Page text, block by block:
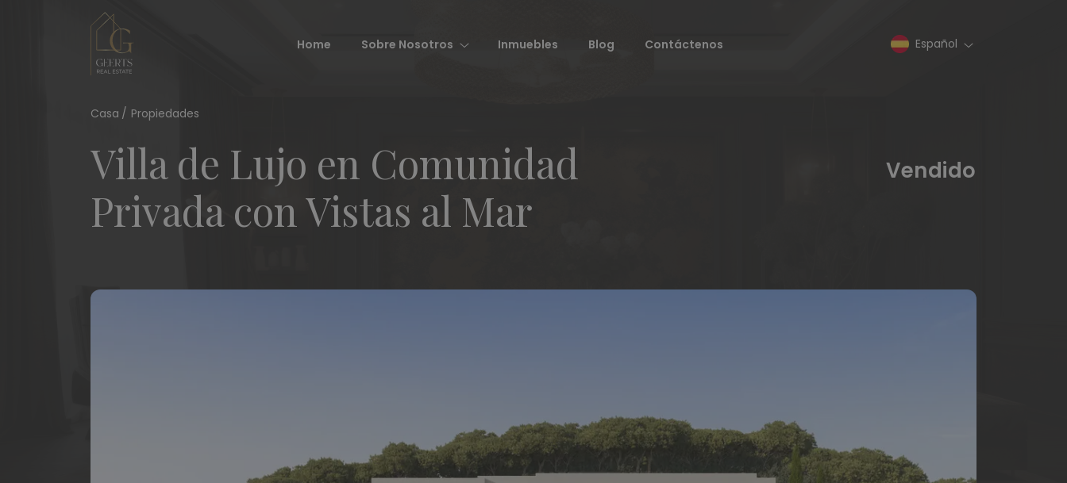
Home Sobre Nosotros Inmuebles Blog Contáctenos Español
Casa Propiedades
Villa de Lujo en Comunidad
Privada con Vistas al Mar
Vendido